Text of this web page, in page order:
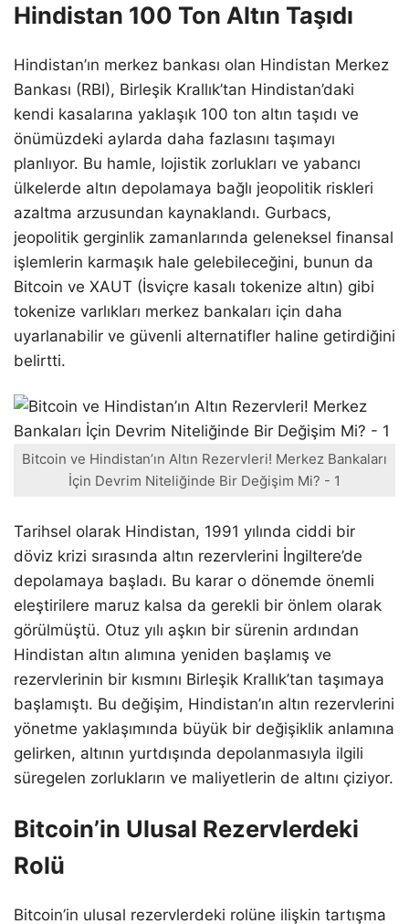
Hindistan 100 Ton Altın Taşıdı
Hindistan’ın merkez bankası olan Hindistan Merkez
Bankası (RBI), Birleşik Krallık’tan Hindistan’daki
kendi kasalarına yaklaşık 100 ton altın taşıdı ve
önümüzdeki aylarda daha fazlasını taşımayı
planlıyor. Bu hamle, lojistik zorlukları ve yabancı
ülkelerde altın depolamaya bağlı jeopolitik riskleri
azaltma arzusundan kaynaklandı. Gurbacs,
jeopolitik gerginlik zamanlarında geleneksel finansal
işlemlerin karmaşık hale gelebileceğini, bunun da
Bitcoin ve XAUT (İsviçre kasalı tokenize altın) gibi
tokenize varlıkları merkez bankaları için daha
uyarlanabilir ve güvenli alternatifler haline getirdiğini
belirtti.
Bitcoin ve Hindistan’ın Altın Rezervleri! Merkez Bankaları
İçin Devrim Niteliğinde Bir Değişim Mi? - 1
Tarihsel olarak Hindistan, 1991 yılında ciddi bir
döviz krizi sırasında altın rezervlerini İngiltere’de
depolamaya başladı. Bu karar o dönemde önemli
eleştirilere maruz kalsa da gerekli bir önlem olarak
görülmüştü. Otuz yılı aşkın bir sürenin ardından
Hindistan altın alımına yeniden başlamış ve
rezervlerinin bir kısmını Birleşik Krallık’tan taşımaya
başlamıştı. Bu değişim, Hindistan’ın altın rezervlerini
yönetme yaklaşımında büyük bir değişiklik anlamına
gelirken, altının yurtdışında depolanmasıyla ilgili
süregelen zorlukların ve maliyetlerin de altını çiziyor.
Bitcoin’in Ulusal Rezervlerdeki
Rolü
Bitcoin’in ulusal rezervlerdeki rolüne ilişkin tartışma